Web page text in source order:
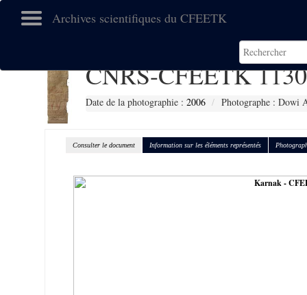
Archives scientifiques du CFEETK
CNRS-CFEETK
Date de la photographie : 2006 Photographe : Dowi
Consulter le document Information sur les éléments représentés